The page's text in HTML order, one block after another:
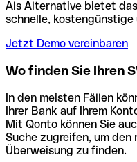
Als Alternative bietet
schnelle, kostengünstige
Jetzt Demo vereinbaren
Wo finden Sie Ihren
In den meisten Fällen
Ihrer Bank auf Ihrem
Mit Qonto können Sie
Suche zugreifen, um
Überweisung zu finden.